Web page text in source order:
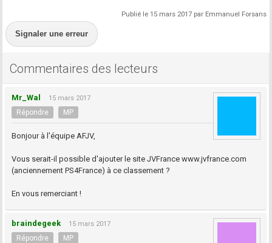
Publié le 15 mars 2017 par Emmanuel Forsans
Signaler une erreur
Commentaires des lecteurs
Mr_Wal 15 mars 2017
Répondre MP
Bonjour à l'équipe AFJV,
Vous serait-il possible d'ajouter le site JVFrance www.jvfrance.com
(anciennement PS4France) à ce classement ?
En vous remerciant !
braindegeek 15 mars 2017
Répondre MP